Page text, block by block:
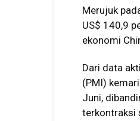
Merujuk
US$ 140,9
ekonomi
Dari data
(PMI)
Juni,
terkontraksi